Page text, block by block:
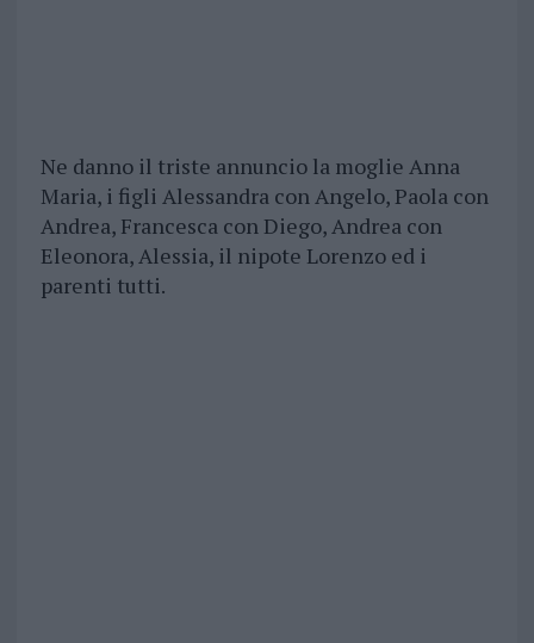
Ne danno il triste annuncio la moglie Anna
Maria, i figli Alessandra con Angelo, Paola con
Andrea, Francesca con Diego, Andrea con
Eleonora, Alessia, il nipote Lorenzo ed i
parenti tutti.